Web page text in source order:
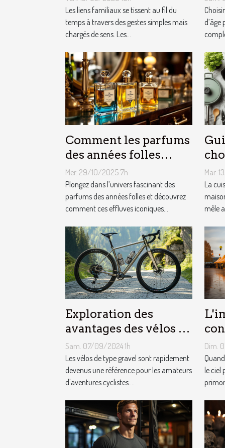
liens familiaux ?
Les liens familiaux se tissent au fil du
temps à travers des gestes simples mais
chargés de sens. Les...
Comment les parfums
des années folles
influencent-ils la
mode moderne ?
Mer. 29/10/2025 7h
Plongez dans l’univers fascinant des
parfums des années folles et découvrez
comment ces effluves iconiques...
Mar.
La
mêle
Exploration des
avantages des vélos de
type gravel pour les
aventuriers
Sam. 07/09/2024 1h
Les vélos de type gravel sont rapidement
devenus une référence pour les amateurs
d'aventures cyclistes....
le
Dim.
le